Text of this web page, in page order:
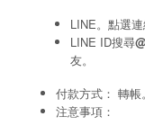
LINE。點選連
LINE ID搜尋
友。
付款方式： 轉
注意事項：